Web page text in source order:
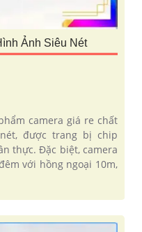
Ảnh Siêu Nét
camera giá re chất
được trang bị chip
thực. Đặc biệt, camera
với hồng ngoại 10m,